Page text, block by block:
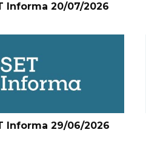
Informa 20/07/2026
Informa 29/06/2026